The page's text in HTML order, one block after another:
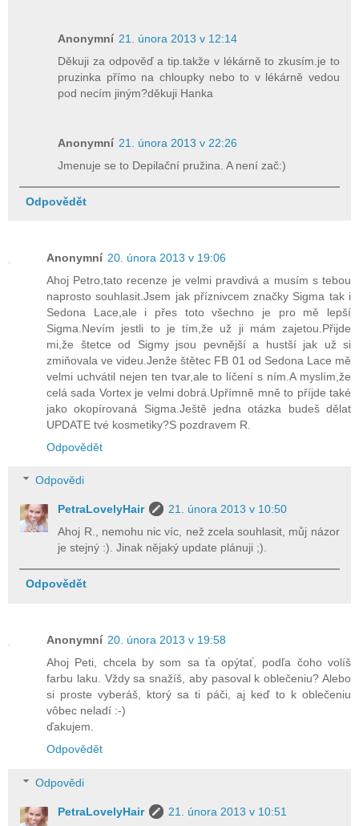
Anonymní 21. února 2013 v 12:14
Děkuji za odpověď a tip.takže v lékárně to zkusím.je to
pruzinka přímo na chloupky nebo to v lékárně vedou
pod necím jiným?děkuji Hanka
Anonymní 21. února 2013 v 22:26
Jmenuje se to Depilační pružina. A není zač:)
Odpovědět
Anonymní 20. února 2013 v 19:06
Ahoj Petro,tato recenze je velmi pravdivá a musím s tebou
naprosto souhlasit.Jsem jak příznivcem značky Sigma tak i
Sedona Lace,ale i přes toto všechno je pro mě lepší
Sigma.Nevím jestli to je tím,že už ji mám zajetou.Přijde
mi,že štetce od Sigmy jsou pevnější a hustší jak už si
zmiňovala ve videu.Jenže štětec FB 01 od Sedona Lace mě
velmi uchvátil nejen ten tvar,ale to líčení s ním.A myslím,že
celá sada Vortex je velmi dobrá.Upřímně mně to příjde také
jako okopírovaná Sigma.Ještě jedna otázka budeš dělat
UPDATE tvé kosmetiky?S pozdravem R.
Odpovědět
Odpovědi
PetraLovelyHair
21. února 2013 v 10:50
Ahoj R., nemohu nic víc, než zcela souhlasit, můj názor
je stejný :). Jinak nějaký update plánuji ;).
Odpovědět
Anonymní 20. února 2013 v 19:58
Ahoj Peti, chcela by som sa ťa opýtať, podľa čoho volíš
farbu laku. Vždy sa snažíš, aby pasoval k oblečeniu? Alebo
si proste vyberáš, ktorý sa ti páči, aj keď to k oblečeniu
vôbec neladí :-)
ďakujem.
Odpovědět
Odpovědi
PetraLovelyHair
21. února 2013 v 10:51